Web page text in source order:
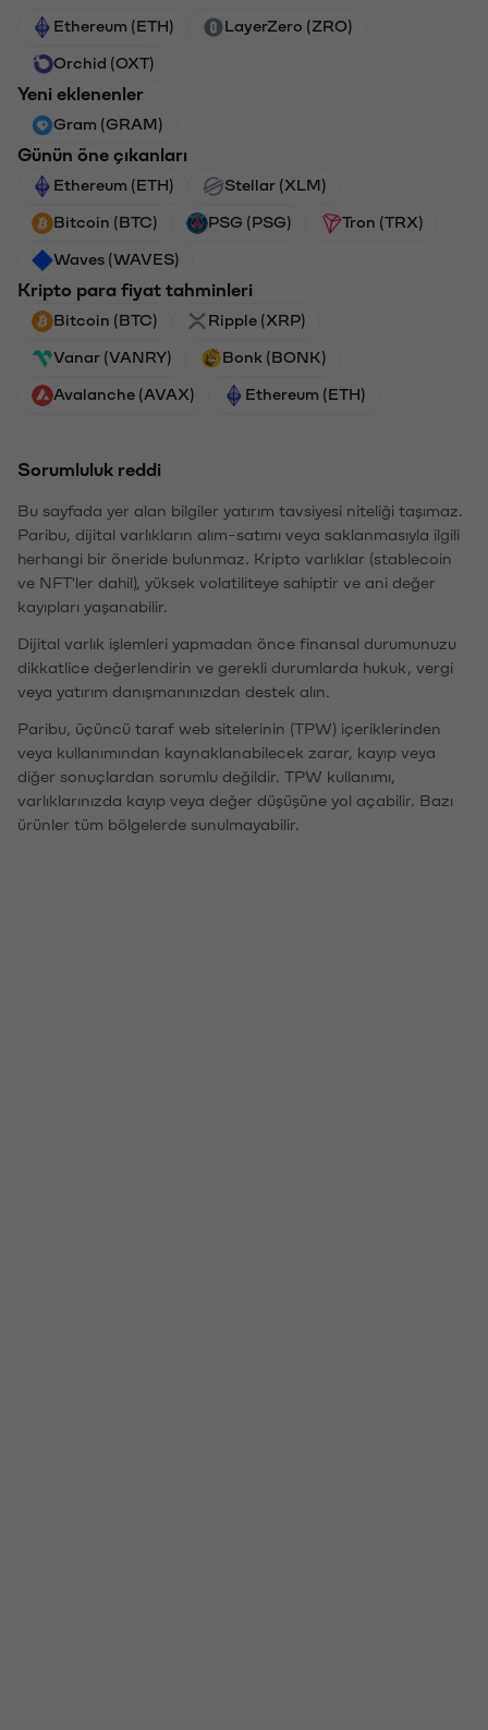
Ethereum (ETH) LayerZero (ZRO)
Orchid (OXT)
Yeni eklenenler
Gram (GRAM)
Günün öne çıkanları
Ethereum (ETH) Stellar (XLM)
Bitcoin (BTC) PSG (PSG) Tron (TRX)
Waves (WAVES)
Kripto para fiyat tahminleri
Bitcoin (BTC) Ripple (XRP)
Vanar (VANRY) Bonk (BONK)
Avalanche (AVAX) Ethereum (ETH)
Sorumluluk reddi
Bu sayfada yer alan bilgiler yatırım tavsiyesi niteliği taşımaz.
Paribu, dijital varlıkların alım-satımı veya saklanmasıyla ilgili
herhangi bir öneride bulunmaz. Kripto varlıklar (stablecoin
ve NFT'ler dahil), yüksek volatiliteye sahiptir ve ani değer
kayıpları yaşanabilir.
Dijital varlık işlemleri yapmadan önce finansal durumunuzu
dikkatlice değerlendirin ve gerekli durumlarda hukuk, vergi
veya yatırım danışmanınızdan destek alın.
Paribu, üçüncü taraf web sitelerinin (TPW) içeriklerinden
veya kullanımından kaynaklanabilecek zarar, kayıp veya
diğer sonuçlardan sorumlu değildir. TPW kullanımı,
varlıklarınızda kayıp veya değer düşüşüne yol açabilir. Bazı
ürünler tüm bölgelerde sunulmayabilir.